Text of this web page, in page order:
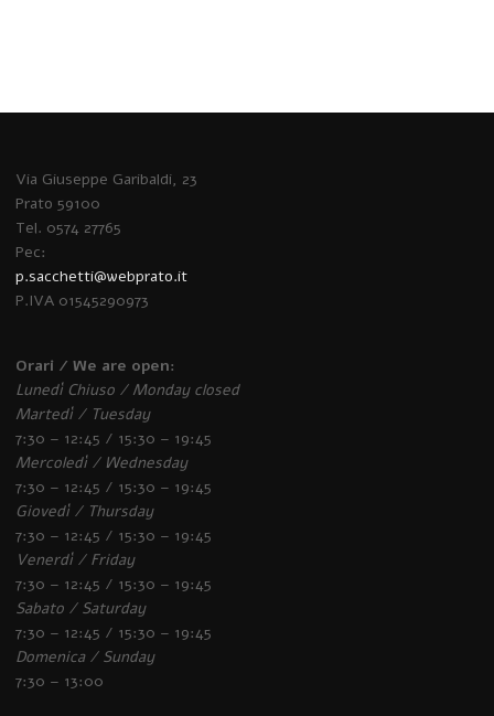
Via Giuseppe Garibaldi, 23
Prato 59100
Tel. 0574 27765
Pec:
p.sacchetti@webprato.it
P.IVA 01545290973
Orari / We are open:
Lunedì Chiuso / Monday closed
Martedì / Tuesday
7:30 – 12:45 / 15:30 – 19:45
Mercoledì / Wednesday
7:30 – 12:45 / 15:30 – 19:45
Giovedì / Thursday
7:30 – 12:45 / 15:30 – 19:45
Venerdì / Friday
7:30 – 12:45 / 15:30 – 19:45
Sabato / Saturday
7:30 – 12:45 / 15:30 – 19:45
Domenica / Sunday
7:30 – 13:00